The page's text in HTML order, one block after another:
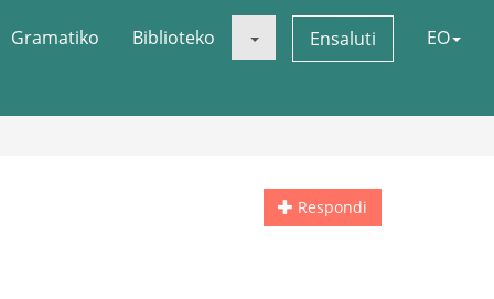
Gramatiko Biblioteko Ensaluti EO
Respondi